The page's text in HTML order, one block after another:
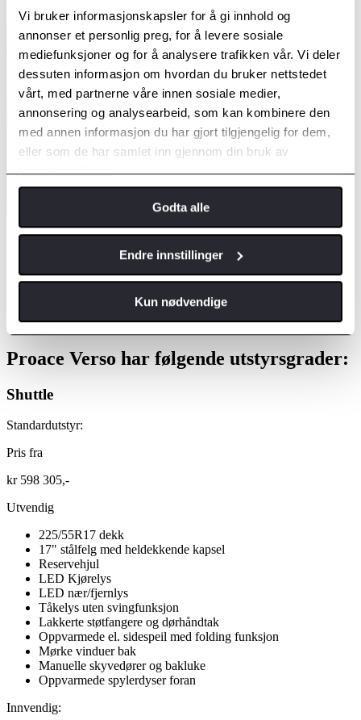
Vi bruker informasjonskapsler for å gi innhold og
annonser et personlig preg, for å levere sosiale
mediefunksjoner og for å analysere trafikken vår. Vi deler
dessuten informasjon om hvordan du bruker nettstedet
vårt, med partnerne våre innen sosiale medier,
annonsering og analysearbeid, som kan kombinere den
med annen informasjon du har gjort tilgjengelig for dem,
eller som de har samlet inn gjennom din bruk av
tjenestene deres.
Godta alle
Endre innstillinger
Kun nødvendige
Din telefon når du er på farten
Enten du ringer eller lytter til favorittspillelistene dine, er telefonen
nøkkelen til behagelige, mer effektive og morsomme reiser. Ta med
deg favorittappene dine på turen med Apple CarPlay og Android
Auto-kompatibilitet.
Proace Verso har følgende utstyrsgrader:
Shuttle
Standardutstyr:
Pris fra
kr 598 305,-
Utvendig
225/55R17 dekk
17" stålfelg med heldekkende kapsel
Reservehjul
LED Kjørelys
LED nær/fjernlys
Tåkelys uten svingfunksjon
Lakkerte støtfangere og dørhåndtak
Oppvarmede el. sidespeil med folding funksjon
Mørke vinduer bak
Manuelle skyvedører og bakluke
Oppvarmede spylerdyser foran
Innvendig: